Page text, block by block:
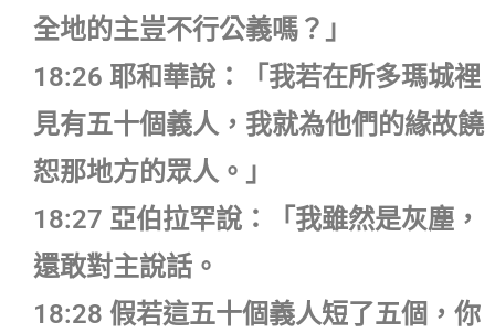
全地的主豈不行公義嗎？」
18:26 耶和華說：「我若在所多瑪城裡
見有五十個義人，我就為他們的緣故饒
恕那地方的眾人。」
18:27 亞伯拉罕說：「我雖然是灰塵，
還敢對主說話。
18:28 假若這五十個義人短了五個，你